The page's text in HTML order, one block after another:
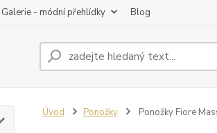
Galerie - módní přehlídky Blog
Úvod Ponožky Ponožky Fiore